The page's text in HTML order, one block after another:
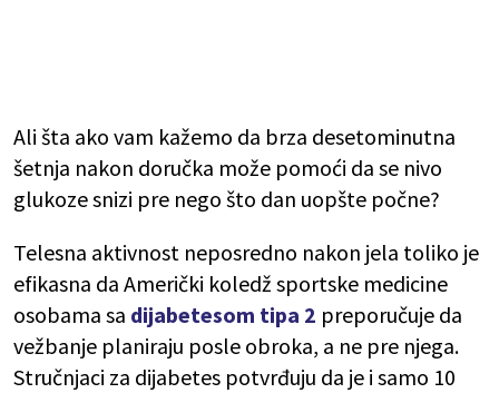
Ali šta ako vam kažemo da brza desetominutna
šetnja nakon doručka može pomoći da se nivo
glukoze snizi pre nego što dan uopšte počne?
Telesna aktivnost neposredno nakon jela toliko je
efikasna da Američki koledž sportske medicine
osobama sa dijabetesom tipa 2 preporučuje da
vežbanje planiraju posle obroka, a ne pre njega.
Stručnjaci za dijabetes potvrđuju da je i samo 10